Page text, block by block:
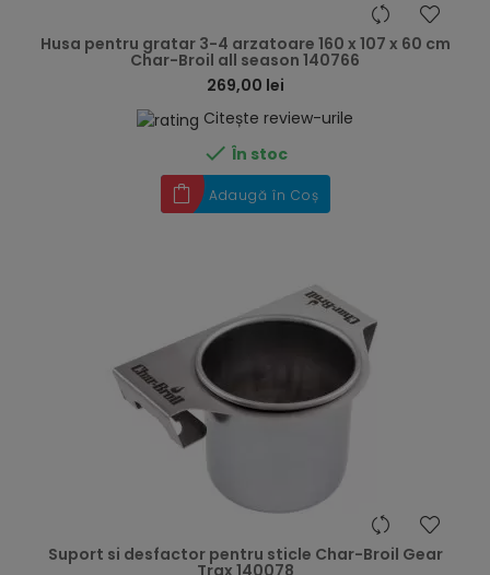
Husa pentru gratar 3-4 arzatoare 160 x 107 x 60 cm
Char-Broil all season 140766
269,00 lei
Citește review-urile
 În stoc
Adaugă în Coș
Suport si desfactor pentru sticle Char-Broil Gear
Trax 140078